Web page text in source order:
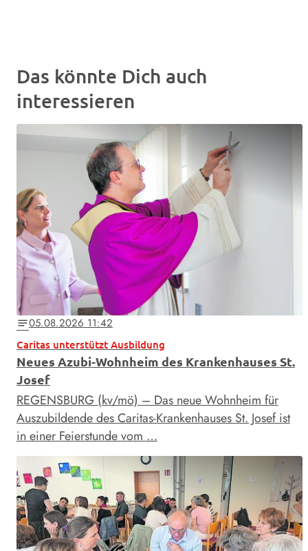
Das könnte Dich auch
interessieren
notes05.08.2026 11:42
Caritas unterstützt Ausbildung
Neues Azubi-Wohnheim des Krankenhauses St.
Josef
REGENSBURG (kv/mö) – Das neue Wohnheim für
Auszubildende des Caritas-Krankenhauses St. Josef ist
in einer Feierstunde vom …